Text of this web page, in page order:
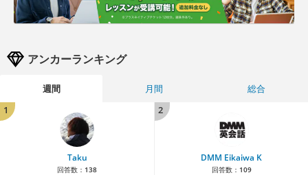
アンカーランキング
週間 月間
総合
1
Taku
回答数： 138
2
DMM Eikaiwa K
回答数： 109